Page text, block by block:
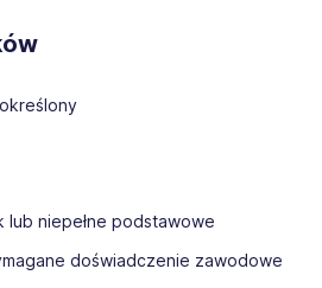
lub niepełne podstawowe
doświadczenie zawodowe